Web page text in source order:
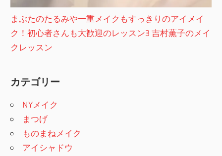
まぶたのたるみや一重メイクもすっきりのアイメイ
ク！初心者さんも大歓迎のレッスン3 吉村薫子のメイ
クレッスン
カテゴリー
NYメイク
まつげ
ものまねメイク
アイシャドウ